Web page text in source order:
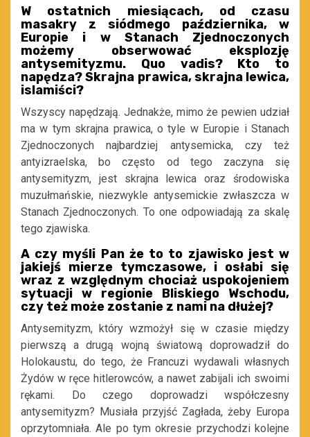
W ostatnich miesiącach, od czasu
masakry z siódmego października, w
Europie i w Stanach Zjednoczonych
możemy obserwować eksplozję
antysemityzmu. Quo vadis? Kto to
napędza? Skrajna prawica, skrajna lewica,
islamiści?
Wszyscy napędzają. Jednakże, mimo że pewien udział
ma w tym skrajna prawica, o tyle w Europie i Stanach
Zjednoczonych najbardziej antysemicka, czy też
antyizraelska, bo często od tego zaczyna się
antysemityzm, jest skrajna lewica oraz środowiska
muzułmańskie, niezwykle antysemickie zwłaszcza w
Stanach Zjednoczonych. To one odpowiadają za skalę
tego zjawiska.
A czy myśli Pan że to to zjawisko jest w
jakiejś mierze tymczasowe, i osłabi się
wraz z względnym chociaż uspokojeniem
sytuacji w regionie Bliskiego Wschodu,
czy też może zostanie z nami na dłużej?
Antysemityzm, który wzmożył się w czasie między
pierwszą a drugą wojną światową doprowadził do
Holokaustu, do tego, że Francuzi wydawali własnych
Żydów w ręce hitlerowców, a nawet zabijali ich swoimi
rękami. Do czego doprowadzi współczesny
antysemityzm? Musiała przyjść Zagłada, żeby Europa
oprzytomniała. Ale po tym okresie przychodzi kolejne